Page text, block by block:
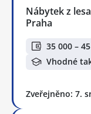
Nábytek z
Praha
35 000 –
Vhodné
Zveřejněno: 7.